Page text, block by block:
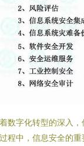
数字化转型的深入
程中，信息安全的